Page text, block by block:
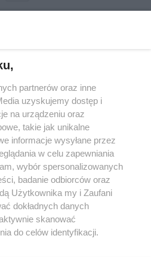
nie może być powielany i
w jakikolwiek sposób (w
na jakimkolwiek polu
włącznie z umieszczaniem w
praw. Jakiekolwiek użycie lub
lub w części z naruszeniem prawa,
pod groźbą kary i może być
partnerów oraz inne
uzyskujemy dostęp i
na urządzeniu oraz
takie jak unikalne
informacje wysyłane przez
w celu zapewniania
wybór spersonalizowanych
badanie odbiorców oraz
Użytkownika my i Zaufani
dokładnych danych
skanować
do celów identyfikacji.